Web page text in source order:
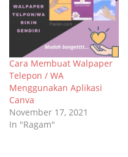
Cara Membuat Walpaper
Telepon / WA
Menggunakan Aplikasi
Canva
November 17, 2021
In "Ragam"